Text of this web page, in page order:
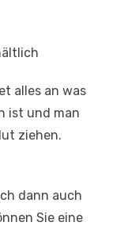
alles an was
ist und man
ziehen.
dann auch
Sie eine